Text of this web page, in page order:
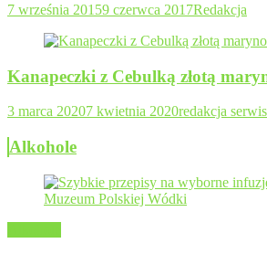
7 września 20159 czerwca 2017Redakcja
Kanapeczki z Cebulką złotą
3 marca 20207 kwietnia 2020redakcja
Alkohole